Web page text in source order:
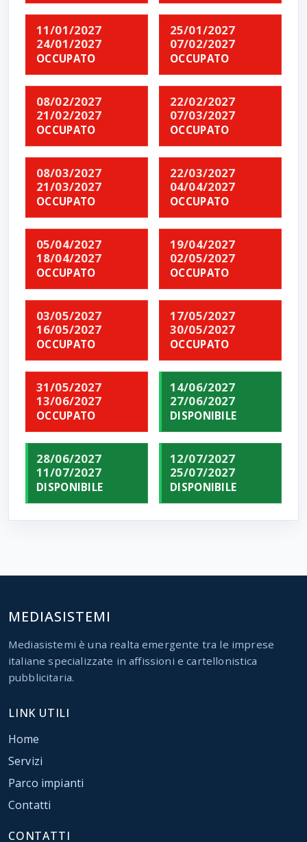
11/01/2027
24/01/2027
OCCUPATO
25/01/2027
07/02/2027
OCCUPATO
08/02/2027
21/02/2027
OCCUPATO
22/02/2027
07/03/2027
OCCUPATO
08/03/2027
21/03/2027
OCCUPATO
22/03/2027
04/04/2027
OCCUPATO
05/04/2027
18/04/2027
OCCUPATO
19/04/2027
02/05/2027
OCCUPATO
03/05/2027
16/05/2027
OCCUPATO
17/05/2027
30/05/2027
OCCUPATO
31/05/2027
13/06/2027
OCCUPATO
14/06/2027
27/06/2027
DISPONIBILE
28/06/2027
11/07/2027
DISPONIBILE
12/07/2027
25/07/2027
DISPONIBILE
MEDIASISTEMI
Mediasistemi è una realta emergente tra le imprese
italiane specializzate in affissioni e cartellonistica
pubblicitaria.
LINK UTILI
Home
Servizi
Parco impianti
Contatti
CONTATTI